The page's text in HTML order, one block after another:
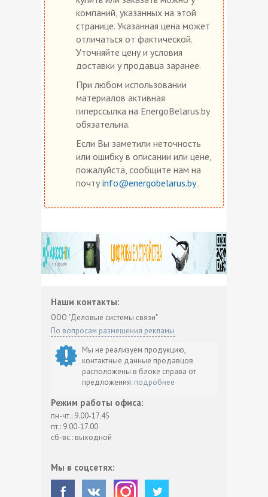
компаний, указанных на этой
странице. Указанная цена может
отличаться от фактической.
Уточняйте цену и условия
доставки у продавца заранее.
При любом использовании
материалов активная
гиперссылка на EnergoBelarus.by
обязательна.
Если Вы заметили неточность
или ошибку в описании или цене,
пожалуйста, сообщите нам на
почту info@energobelarus.by.
Наши контакты:
ООО "Деловые системы связи"
По вопросам размещения рекламы
Мы не реализуем продукцию,
контактные данные продавцов
расположены в блоке справа от
предложения. подробнее
Режим работы офиса:
пн-чт.: 9.00-17.45
пт.: 9.00-17.00
сб-вс.: выходной
Мы в соцсетях: